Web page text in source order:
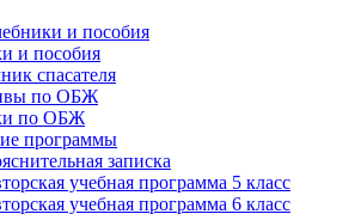
и пособия
и пособия
спасателя
по ОБЖ
по ОБЖ
программы
записка
учебная программа 5 класс
учебная программа 6 класс